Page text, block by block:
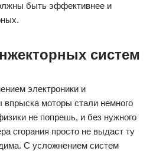
быть эффективнее и
систем
электроники и
впрыска моторы стали немного
не попрешь, и без нужного
сгорания просто не выдаст ту
С усложнением систем